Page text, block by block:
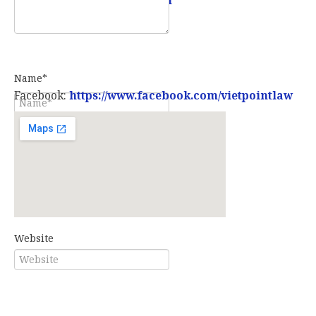
Name*
Website
Facebook:https://www.facebook.com/vietpointlaw